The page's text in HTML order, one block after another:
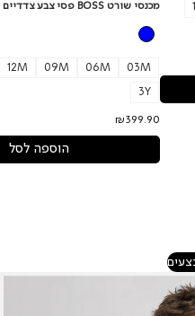
מכנסי שורט BOSS פסי צבע צדדיים לתינוקות
03M
06M
09M
12M
3Y
₪399.90
הוספה לסל